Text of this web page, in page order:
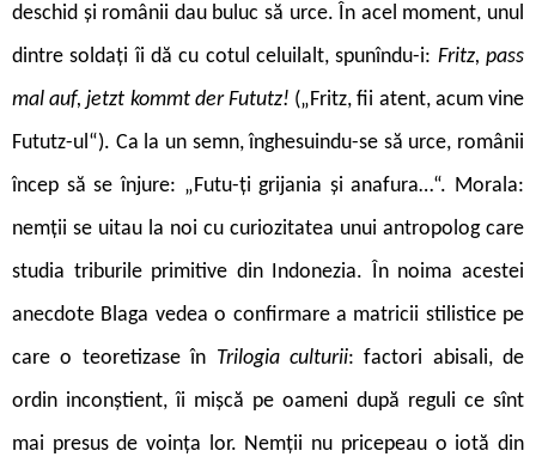
deschid și românii dau buluc să urce. În acel moment, unul
dintre soldați îi dă cu cotul celuilalt, spunîndu-i: Fritz, pass
mal auf, jetzt kommt der Fututz! („Fritz, fii atent, acum vine
Fututz-ul“). Ca la un semn, înghesuindu-se să urce, românii
încep să se înjure: „Futu-ți grijania și anafura…“. Morala:
nemții se uitau la noi cu curiozitatea unui antropolog care
studia triburile primitive din Indonezia. În noima acestei
anecdote Blaga vedea o confirmare a matricii stilistice pe
care o teoretizase în Trilogia culturii: factori abisali, de
ordin inconștient, îi mișcă pe oameni după reguli ce sînt
mai presus de voința lor. Nemții nu pricepeau o iotă din